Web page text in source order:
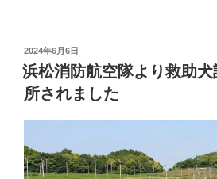
投
稿
日:
2024年6月6日
浜松消防航空隊より救助
所されました